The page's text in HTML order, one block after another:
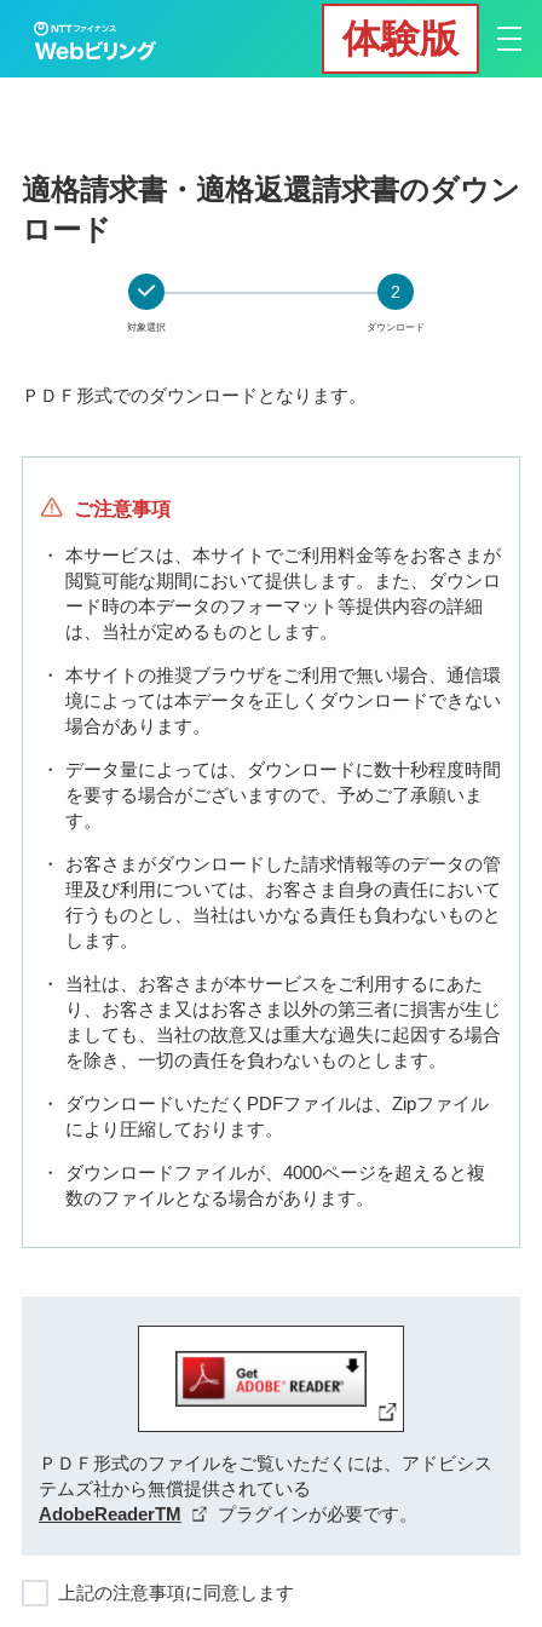
体験版
適格請求書・適格返還請求書のダウン
ロード
対象選択
2
ダウンロード
ＰＤＦ形式でのダウンロードとなります。
ご注意事項
本サービスは、本サイトでご利用料金等をお客さまが
閲覧可能な期間において提供します。また、ダウンロ
ード時の本データのフォーマット等提供内容の詳細
は、当社が定めるものとします。
本サイトの推奨ブラウザをご利用で無い場合、通信環
境によっては本データを正しくダウンロードできない
場合があります。
データ量によっては、ダウンロードに数十秒程度時間
を要する場合がございますので、予めご了承願いま
す。
お客さまがダウンロードした請求情報等のデータの管
理及び利用については、お客さま自身の責任において
行うものとし、当社はいかなる責任も負わないものと
します。
当社は、お客さまが本サービスをご利用するにあた
り、お客さま又はお客さま以外の第三者に損害が生じ
ましても、当社の故意又は重大な過失に起因する場合
を除き、一切の責任を負わないものとします。
ダウンロードいただくPDFファイルは、Zipファイル
により圧縮しております。
ダウンロードファイルが、4000ページを超えると複
数のファイルとなる場合があります。
ＰＤＦ形式のファイルをご覧いただくには、アドビシス
テムズ社から無償提供されている
AdobeReaderTM
プラグインが必要です。
上記の注意事項に同意します